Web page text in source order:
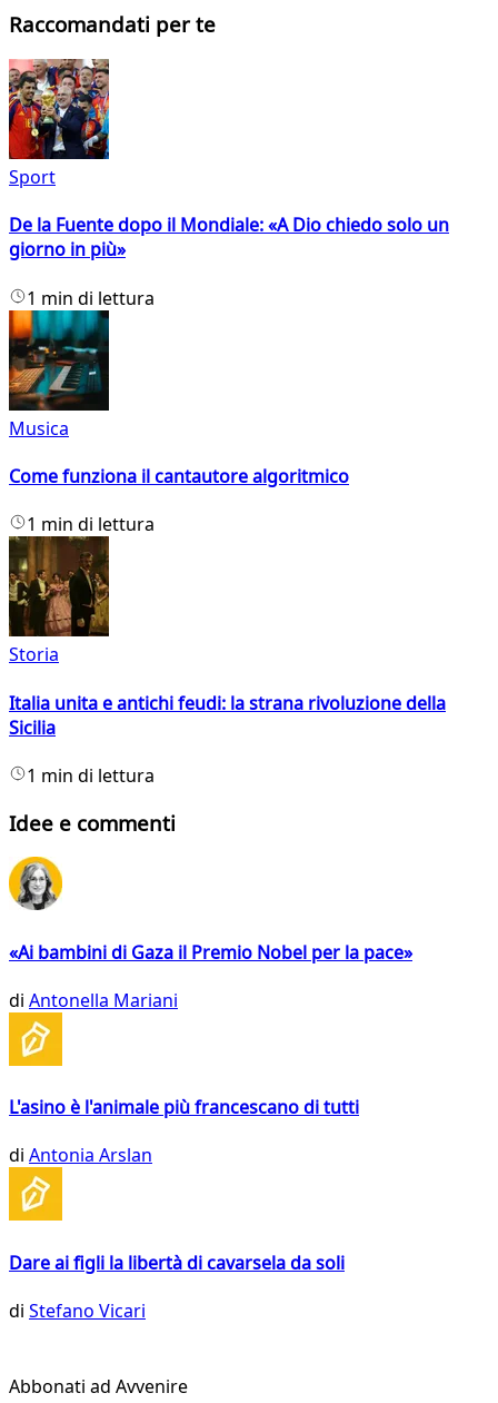
Raccomandati per te
Sport
De la Fuente dopo il Mondiale: «A Dio chiedo solo un
giorno in più»
1 min di lettura
Musica
Come funziona il cantautore algoritmico
1 min di lettura
Storia
Italia unita e antichi feudi: la strana rivoluzione della
Sicilia
1 min di lettura
Idee e commenti
«Ai bambini di Gaza il Premio Nobel per la pace»
di Antonella Mariani
L'asino è l'animale più francescano di tutti
di Antonia Arslan
Dare ai figli la libertà di cavarsela da soli
di Stefano Vicari
Abbonati ad Avvenire